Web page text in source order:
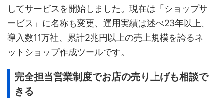
してサービスを開始しました。現在は「ショップサ
ービス」に名称も変更、運用実績は述べ23年以上、
導入数11万社、累計2兆円以上の売上規模を誇るネ
ットショップ作成ツールです。
完全担当営業制度でお店の売り上げも相談で
きる